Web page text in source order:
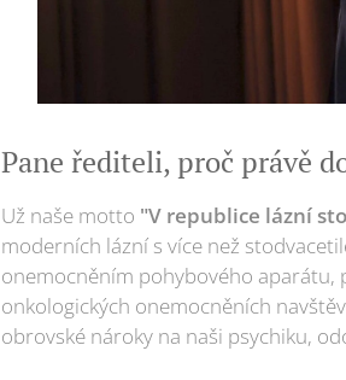
Pane řediteli, proč právě
Už naše motto "V republice lázní
moderních lázní s více než
onemocněním pohybového aparátu,
onkologických onemocněních
obrovské nároky na naši psychiku,